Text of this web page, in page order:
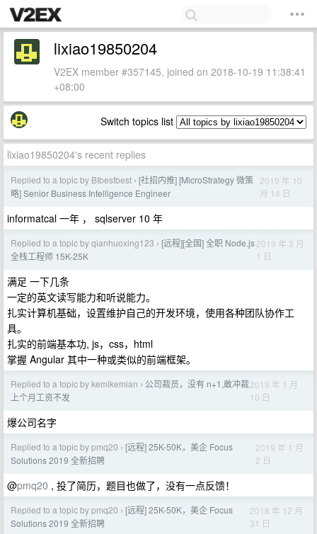
lixiao19850204
V2EX member #357145, joined on 2018-10-19 11:38:41
+08:00
Switch topics list
lixiao19850204's recent replies
Replied to a topic by BIbestbest › [社招内推] [MicroStrategy 微策
略] Senior Business Intelligence Engineer
2019 年 10
月 14 日
informatcal 一年 ， sqlserver 10 年
Replied to a topic by qianhuoxing123 › [远程][全国] 全职 Node.js
全栈工程师 15K-25K
2019 年 3 月
1 日
满足 一下几条
一定的英文读写能力和听说能力。
扎实计算机基础，设置维护自己的开发环境，使用各种团队协作工
具。
扎实的前端基本功, js，css，html
掌握 Angular 其中一种或类似的前端框架。
Replied to a topic by kemikemian › 公司裁员，没有 n+1,敢冲裁
上个月工资不发
2019 年 1 月
10 日
爆公司名字
Replied to a topic by pmq20 › [远程] 25K-50K，美企 Focus
Solutions 2019 全新招聘
2019 年 1 月
2 日
@pmq20 , 投了简历，题目也做了，没有一点反馈！
Replied to a topic by pmq20 › [远程] 25K-50K，美企 Focus
Solutions 2019 全新招聘
2018 年 12 月
31 日